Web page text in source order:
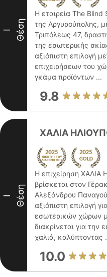
I Θέση
Η εταιρεία The
της Αργυρούπολης,
Τριπόλεως 47,
της εσωτερικής
αξιόπιστη επιλογή
επιχειρήσεων του
γκάμα προϊόντων ...
9.8
I Θέση
ΧΑΛΙΑ
Η επιχείρηση
βρίσκεται στον
Αλεξάνδρου
αξιόπιστη επιλογή
εσωτερικών χώρων
διακρίνεται για την
χαλιά, καλύπτοντας
10.0